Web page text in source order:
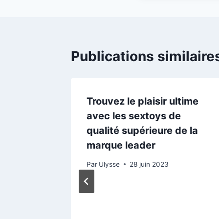
Publications
Trouvez le plaisir ultime
avec les sextoys de
qualité supérieure de la
marque leader
Par Ulysse 28 juin 2023